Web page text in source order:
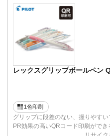
レックスグリップボールペン
1色印刷
グリップに段差のない、握りやす
PR効果の高いQRコード